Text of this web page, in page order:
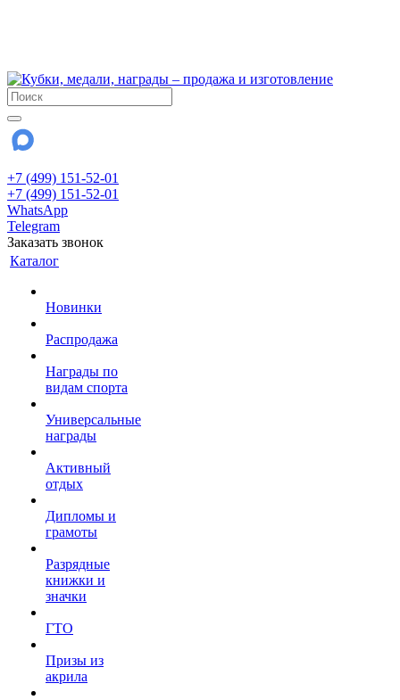
+7 (499) 151-52-01
+7 (499) 151-52-01
WhatsApp
Telegram
Заказать звонок
Каталог
Новинки
Распродажа
Награды по
видам спорта
Универсальные
награды
Активный
отдых
Дипломы и
грамоты
Разрядные
книжки и
значки
ГТО
Призы из
акрила